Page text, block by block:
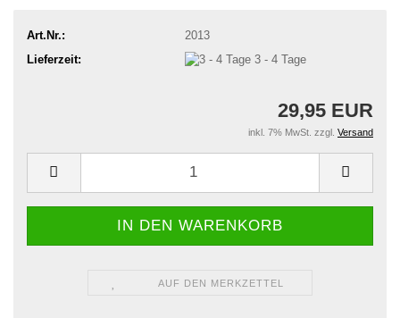
Art.Nr.:
2013
Lieferzeit:
3 - 4 Tage
29,95 EUR
inkl. 7% MwSt. zzgl. Versand
AUF DEN MERKZETTEL